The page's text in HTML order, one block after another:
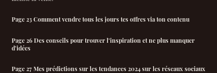
Page 23 Comment vendre tous les jours tes offres via ton contenu
Page 26 Des conseils pour trouver l'inspiration et ne plus manquer
d'idées
Page 27 Mes prédictions sur les tendances 2024 sur les réseaux sociaux